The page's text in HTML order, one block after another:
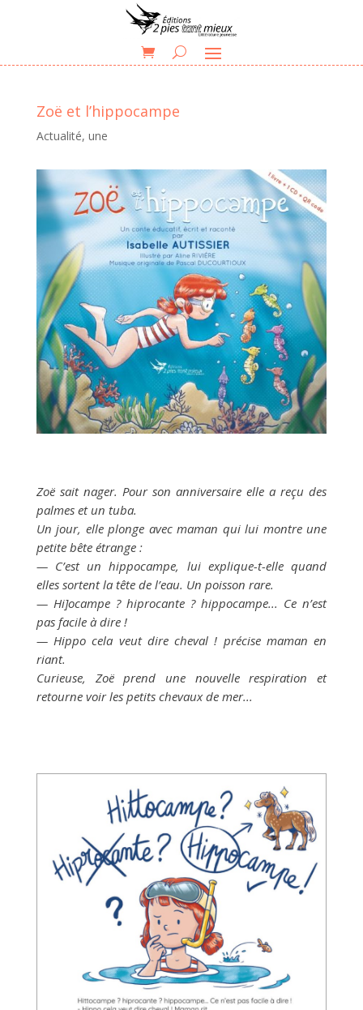
Zoë et l’hippocampe
Actualité, une
Zoë sait nager. Pour son anniversaire elle a reçu des
palmes et un tuba.
Un jour, elle plonge avec maman qui lui montre une
petite bête étrange :
— C’est un hippocampe, lui explique-t-elle quand
elles sortent la tête de l’eau. Un poisson rare.
— Hi]ocampe ? hiprocante ? hippocampe... Ce n’est
pas facile à dire !
— Hippo cela veut dire cheval ! précise maman en
riant.
Curieuse, Zoë prend une nouvelle respiration et
retourne voir les petits chevaux de mer...